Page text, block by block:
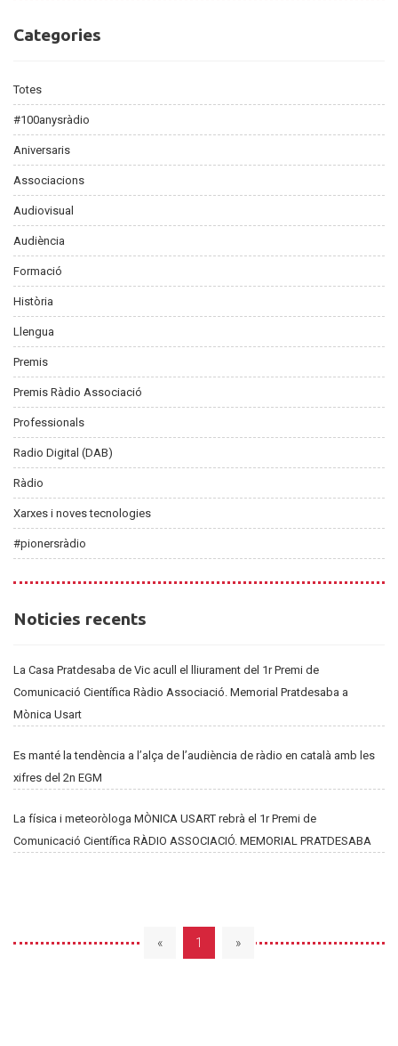
Categories
Categories
Totes
#100anysràdio
Aniversaris
Associacions
Audiovisual
Audiència
Formació
Història
Llengua
Premis
Premis Ràdio Associació
Professionals
Radio Digital (DAB)
Ràdio
Xarxes i noves tecnologies
#pionersràdio
Noticies
Noticies recents
La Casa Pratdesaba de Vic acull el lliurament del 1r Premi de
Comunicació Científica Ràdio Associació. Memorial Pratdesaba a
Mònica Usart
Es manté la tendència a l’alça de l’audiència de ràdio en català amb les
xifres del 2n EGM
La física i meteoròloga MÒNICA USART rebrà el 1r Premi de
Comunicació Científica RÀDIO ASSOCIACIÓ. MEMORIAL PRATDESABA
« 1 »